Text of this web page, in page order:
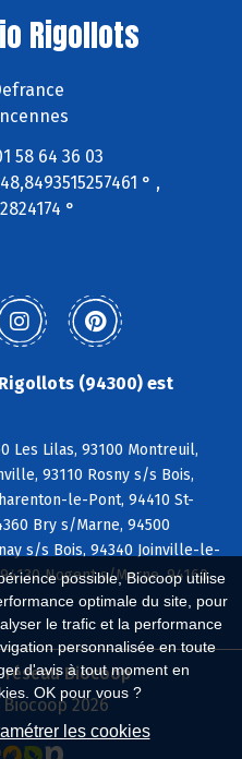
possible, Biocoop utilise
optimale du site, pour
le trafic et la performance
personnalisée en toute
d'avis à tout moment en
OK pour vous ?
les cookies
Rigollots
58 64 36 03
° ,
°
(94300) est
Les Lilas, 93100 Montreuil,
93110 Rosny s/s Bois,
le-Pont, 94410 St-
Bry s/Marne, 94500
s/s Bois, 94340 Joinville-le-
Nogent s/Marne, 94160
réseau Biocoop
2026